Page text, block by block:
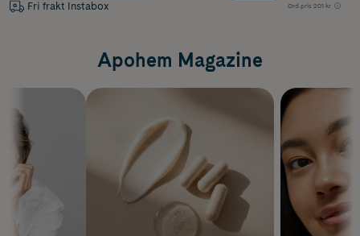
Fri frakt Instabox Ord.pris 201 kr
Apohem Magazine